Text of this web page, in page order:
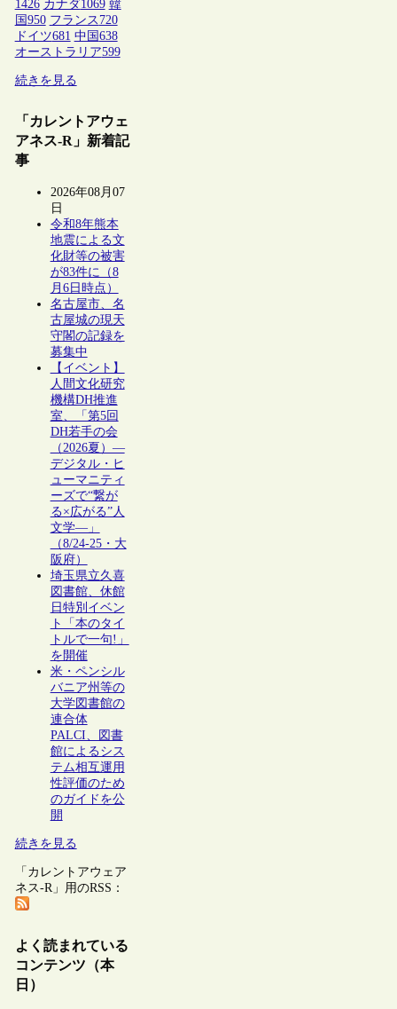
1426 カナダ1069 韓
国 950 フランス 720
ドイツ681 中国 638
オーストラリア599
続きを見る
「カレントアウェ
アネス-R」新着記
事
2026年08月07
日
令和8年熊本
地震による文
化財等の被害
が83件に（8
月6日時点）
名古屋市、名
古屋城の現天
守閣の記録を
募集中
【イベント】
人間文化研究
機構DH推進
室、「第5回
DH若手の会
（2026夏）―
デジタル・ヒ
ューマニティ
ーズで“繋が
る×広がる”人
文学―」
（8/24-25・大
阪府）
埼玉県立久喜
図書館、休館
日特別イベン
ト「本のタイ
トルで一句!」
を開催
米・ペンシル
バニア州等の
大学図書館の
連合体
PALCI、図書
館によるシス
テム相互運用
性評価のため
のガイドを公
開
続きを見る
「カレントアウェア
ネス-R」用のRSS：
よく読まれている
コンテンツ（本
日）